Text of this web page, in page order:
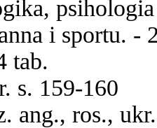
i sportu. -
tab.
s. 159-160
ang., ros., ukr.